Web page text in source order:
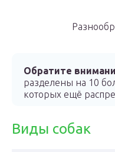
Обратите
разделены на 10
которых ещё
Виды собак